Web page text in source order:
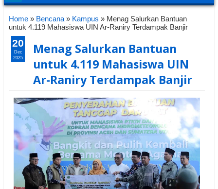
Home » Bencana » Kampus » Menag Salurkan Bantuan
untuk 4.119 Mahasiswa UIN Ar-Raniry Terdampak Banjir
Menag Salurkan Bantuan
untuk 4.119 Mahasiswa UIN
Ar-Raniry Terdampak Banjir
20
Dec
2025